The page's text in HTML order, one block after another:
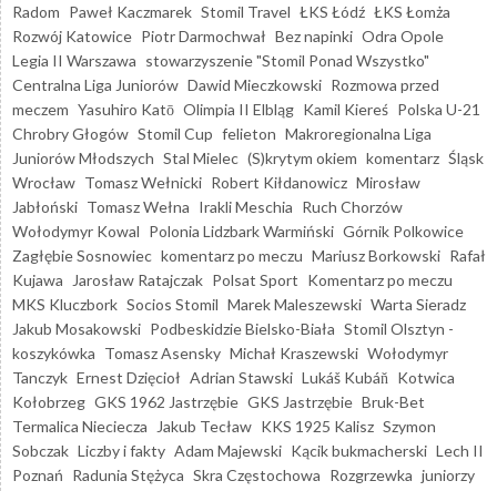
Radom Paweł Kaczmarek Stomil Travel ŁKS Łódź ŁKS Łomża
Rozwój Katowice Piotr Darmochwał Bez napinki Odra Opole
Legia II Warszawa stowarzyszenie "Stomil Ponad Wszystko"
Centralna Liga Juniorów Dawid Mieczkowski Rozmowa przed
meczem Yasuhiro Katō Olimpia II Elbląg Kamil Kiereś Polska U-21
Chrobry Głogów Stomil Cup felieton Makroregionalna Liga
Juniorów Młodszych Stal Mielec (S)krytym okiem komentarz Śląsk
Wrocław Tomasz Wełnicki Robert Kiłdanowicz Mirosław
Jabłoński Tomasz Wełna Irakli Meschia Ruch Chorzów
Wołodymyr Kowal Polonia Lidzbark Warmiński Górnik Polkowice
Zagłębie Sosnowiec komentarz po meczu Mariusz Borkowski Rafał
Kujawa
Jarosław Ratajczak Polsat Sport Komentarz po meczu
MKS Kluczbork Socios Stomil Marek Maleszewski Warta Sieradz
Jakub Mosakowski Podbeskidzie Bielsko-Biała Stomil Olsztyn -
koszykówka Tomasz Asensky Michał Kraszewski Wołodymyr
Tanczyk Ernest Dzięcioł Adrian Stawski Lukáš Kubáň Kotwica
Kołobrzeg GKS 1962 Jastrzębie GKS Jastrzębie Bruk-Bet
Termalica Nieciecza
Jakub Tecław KKS 1925 Kalisz Szymon
Sobczak Liczby i fakty Adam Majewski Kącik bukmacherski Lech II
Poznań Radunia Stężyca Skra Częstochowa Rozgrzewka juniorzy